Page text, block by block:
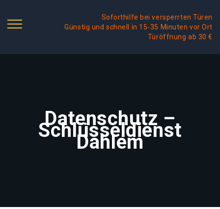
Soforthilfe bei versperrten Türen
Günstig und schnell in 15-35 Minuten vor Ort
Türöffnung ab 30 €
Datenschutz –
Schlüsseldienst
Dahlem